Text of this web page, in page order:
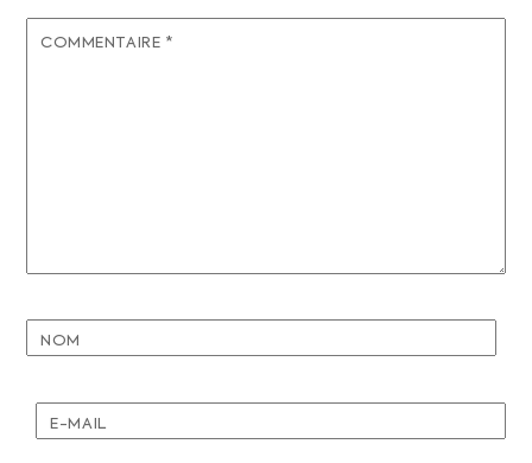
COMMENTAIRE *
NOM
E-MAIL